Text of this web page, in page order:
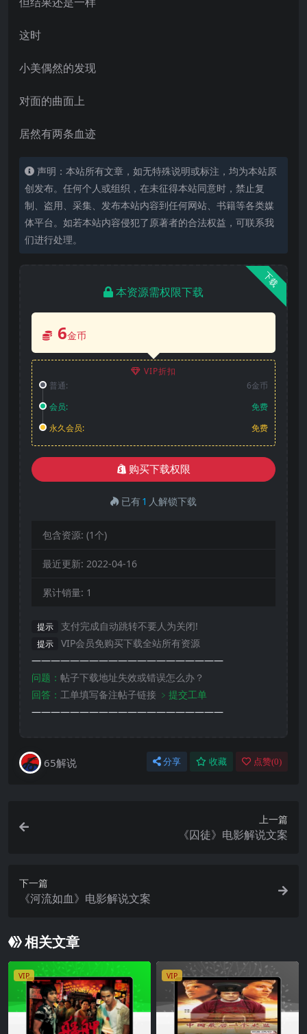
这时
小美偶然的发现
对面的曲面上
居然有两条血迹
声明：本站所有文章，如无特殊说明或标注，均为本站原
创发布。任何个人或组织，在未征得本站同意时，禁止复
制、盗用、采集、发布本站内容到任何网站、书籍等各类媒
体平台。如若本站内容侵犯了原著者的合法权益，可联系我
们进行处理。
下载
本资源需权限下载
6金币
VIP折扣
普通:
6金币
会员:
免费
永久会员:
免费
购买下载权限
已有1 人解锁下载
包含资源: (1个)
最近更新: 2022-04-16
累计销量: 1
提示 支付完成自动跳转不要人为关闭!
提示
VIP会员免购买下载全站所有资源
————————————————————
问题： 帖子下载地址失效或错误怎么办？
回答： 工单填写备注帖子链接 ﹥提交工单
————————————————————
65解说 分享 收藏 点赞(0)
上一篇
《囚徒》电影解说文案
下一篇
《河流如血》电影解说文案
相关文章
VIP VIP